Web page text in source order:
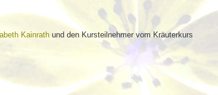
Kainrath und den Kursteilnehmer vom Kräuterkurs